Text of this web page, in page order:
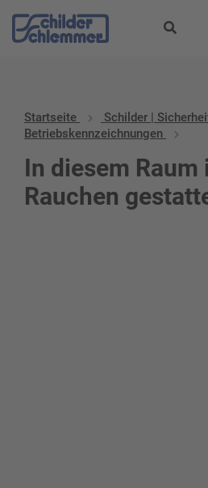
Startseite
Schilder |
Betriebskennzeichnungen
In diesem Raum
Rauchen